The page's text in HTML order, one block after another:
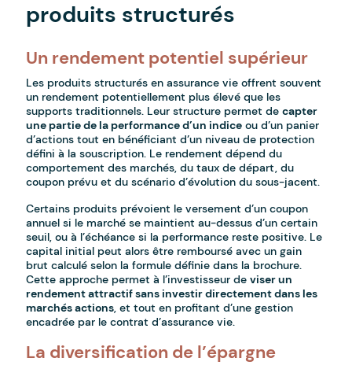
produits structurés
Un rendement potentiel supérieur
Les produits structurés en assurance vie offrent souvent
un rendement potentiellement plus élevé que les
supports traditionnels. Leur structure permet decapter
une partie de la performance d’un indice ou d’un panier
d’actions tout en bénéficiant d’un niveau de protection
défini à la souscription. Le rendement dépend du
comportement des marchés, du taux de départ, du
coupon prévu et du scénario d’évolution du sous-jacent.
Certains produits prévoient le versement d’un coupon
annuel si le marché se maintient au-dessus d’un certain
seuil, ou à l’échéance si la performance reste positive. Le
capital initial peut alors être remboursé avec un gain
brut calculé selon la formule définie dans la brochure.
Cette approche permet à l’investisseur deviser un
rendement attractif sans investir directement dans les
marchés actions, et tout en profitant d’une gestion
encadrée par le contrat d’assurance vie.
La diversification de l’épargne